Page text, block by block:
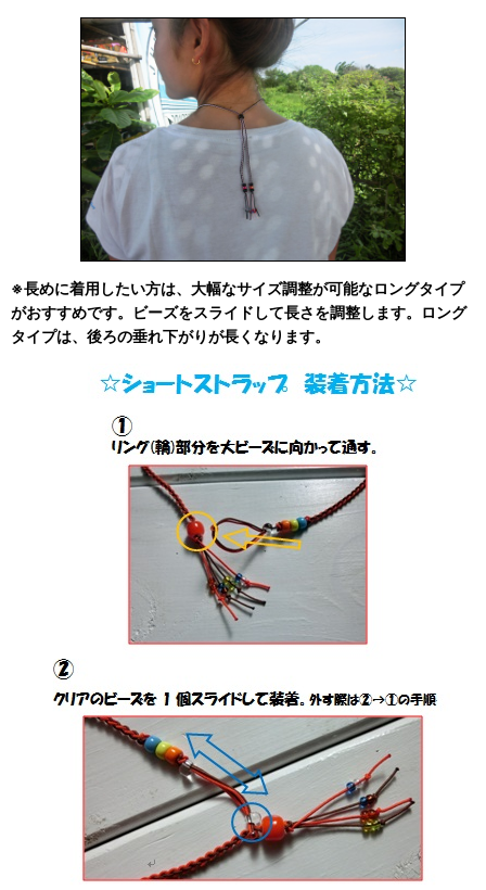
※長めに着用したい方は、大幅なサイズ調整が可能なロングタイプ
がおすすめです。ビーズをスライドして長さを調整します。ロング
タイプは、後ろの垂れ下がりが長くなります。